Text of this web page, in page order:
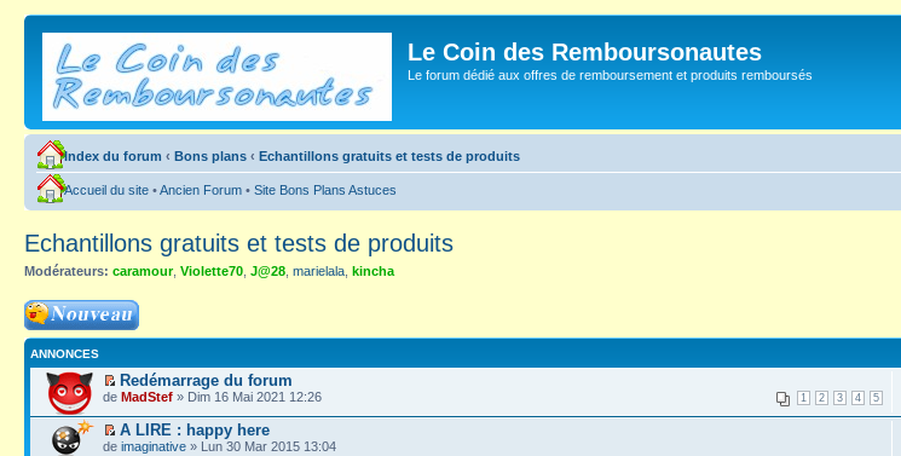
Le Coin des Remboursonautes
Le forum dédié aux offres de remboursement et produits remboursés
Index du forum ‹ Bons plans ‹ Echantillons gratuits et tests de produits
Accueil du site •Ancien Forum • Site Bons Plans Astuces
Echantillons gratuits et tests de produits
Modérateurs: caramour, Violette70 J@28 marielala kincha
Ecrire un nouveau
sujet
ANNONCES
Redémarrage du forum
1 2 3 4 5
de MadStef » Dim 16 Mai 2021 12:26
A LIRE : happy here
de imaginative » Lun 30 Mar 2015 13:04